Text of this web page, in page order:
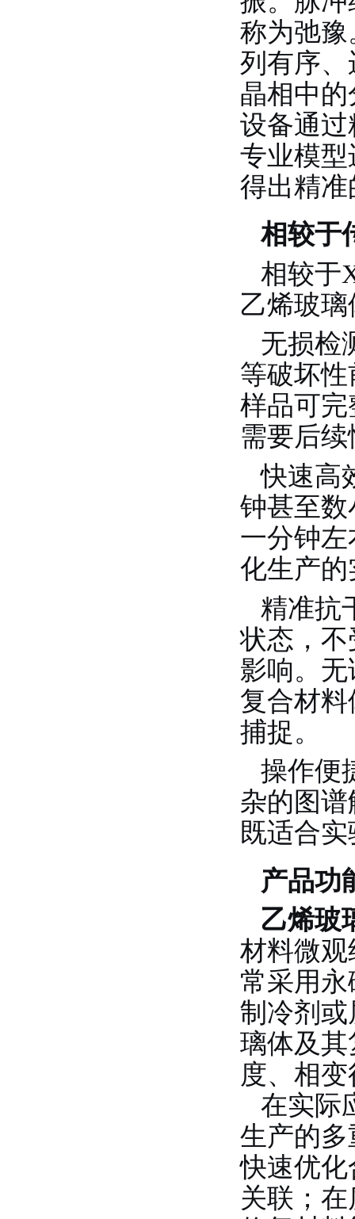
称为弛豫
列有序、
晶相中
设备通
专业模
得出精
相较于
相较于
乙烯玻
无损检
等破坏
样品可
需要后
快速高
钟甚至
一分钟
化生产
精准抗
状态，
影响。
复合材
捕捉。
操作便
杂的图
既适合
产品功
乙烯玻
材料微
常采用
制冷剂或
璃体及
度、相
在实际
生产的
快速优
关联；在